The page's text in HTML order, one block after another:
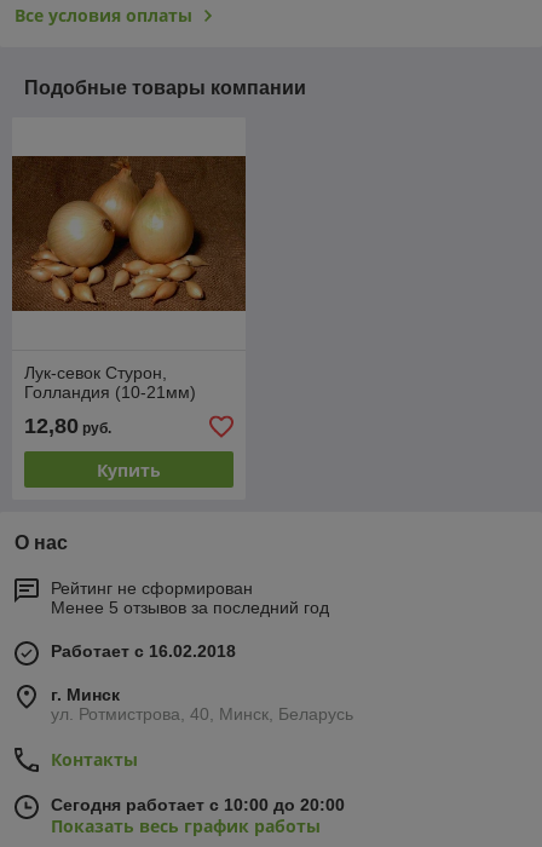
Все условия оплаты
Подобные товары компании
Лук-севок Стурон,
Голландия (10-21мм)
12,80 руб.
Купить
О нас
Рейтинг не сформирован
Менее 5 отзывов за последний год
Работает с 16.02.2018
г. Минск
ул. Ротмистрова, 40, Минск, Беларусь
Контакты
Сегодня работает с 10:00 до 20:00
Показать весь график работы